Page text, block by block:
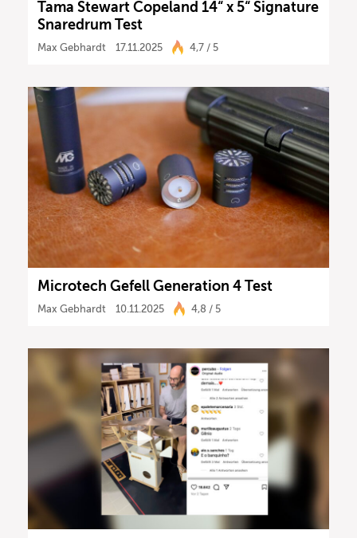
Tama Stewart Copeland 14“ x 5“ Signature
Snaredrum Test
Max Gebhardt 17.11.2025 4,7 / 5
Microtech Gefell Generation 4 Test
Max Gebhardt 10.11.2025 4,8 / 5